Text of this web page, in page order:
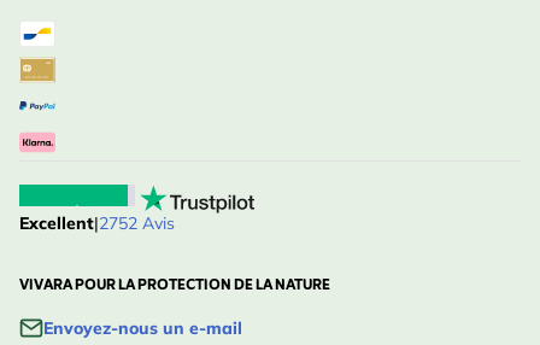
Excellent|2752 Avis
VIVARA POUR LA PROTECTION DE LA NATURE
Envoyez-nous un e-mail